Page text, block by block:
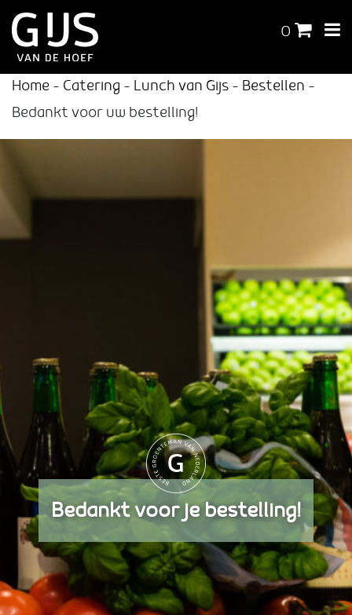
0
Home - Catering - Lunch van Gijs - Bestellen -
Bedankt voor uw bestelling!
Bedankt voor je bestelling!